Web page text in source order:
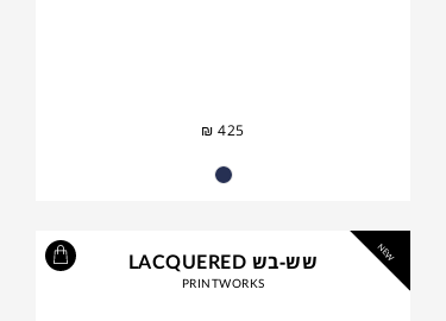
₪ 425
NEW שש-בש LACQUERED
PRINTWORKS